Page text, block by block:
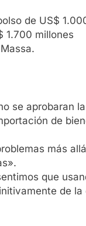
de US$
1.700 millones
se aprobaran
de
más
que
de la